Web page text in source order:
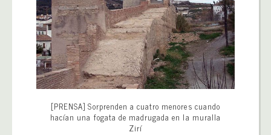
[PRENSA] Sorprenden a cuatro menores cuando
hacían una fogata de madrugada en la muralla
Zirí